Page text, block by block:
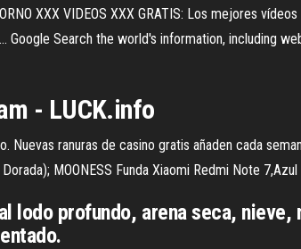
XXX VIDEOS XXX GRATIS: Los mejores
Google Search the world's information, including
- LUCK.info
Nuevas ranuras de casino gratis añaden cada
MOONESS Funda Xiaomi Redmi Note
lodo profundo, arena seca,